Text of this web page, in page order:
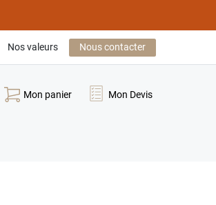
Nos valeurs Nous contacter
Mon panier Mon Devis